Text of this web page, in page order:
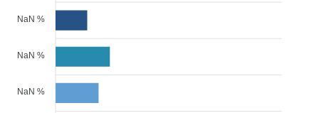
NaN %
NaN %
NaN %